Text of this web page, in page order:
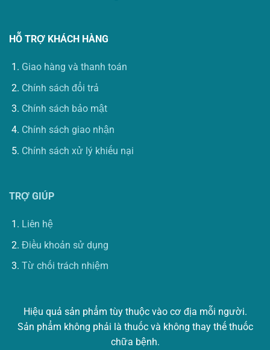
HỖ TRỢ KHÁCH HÀNG
Giao hàng và thanh toán
Chính sách đổi trả
Chính sách bảo mật
Chính sách giao nhận
Chính sách xử lý khiếu nại
TRỢ GIÚP
Liên hệ
Điều khoản sử dụng
Từ chối trách nhiệm
Hiệu quả sản phẩm tùy thuộc vào cơ địa mỗi người.
Sản phẩm không phải là thuốc và không thay thế thuốc
chữa bệnh.